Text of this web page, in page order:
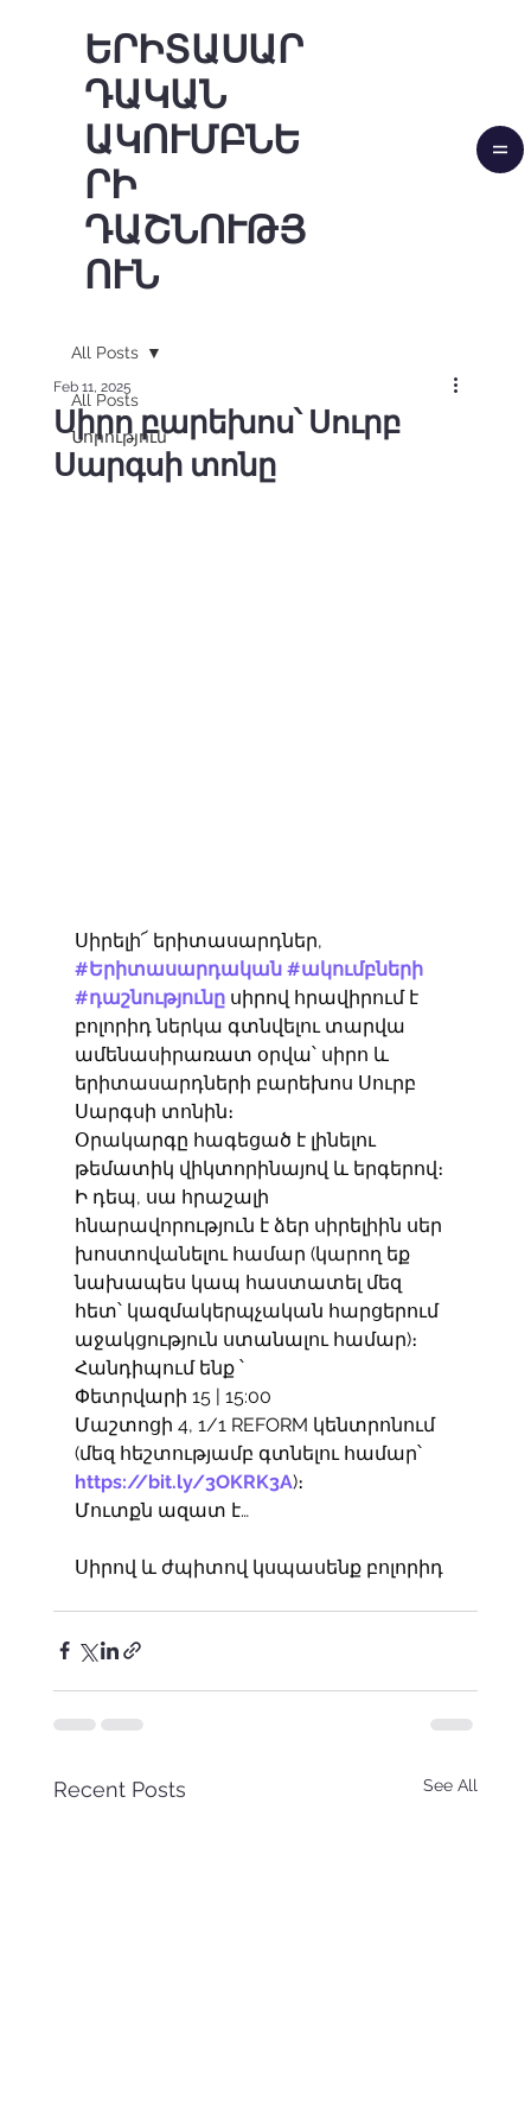
ԵՐԻՏԱՍԱՐ
ԴԱԿԱՆ
ԱԿՈՒՄԲՆԵ
ՐԻ
ԴԱՇՆՈՒԹՅ
ՈՒՆ
All Posts
Նորություն
All Posts
Սիրո բարեխոս՝ Սուրբ
Սարգսի տոնը
Feb 11, 2025
Սիրելի՜ երիտասարդներ,
#Երիտասարդական #ակումբների
#դաշնությունը սիրով հրավիրում է
բոլորիդ ներկա գտնվելու տարվա
ամենասիրառատ օրվա՝ սիրո և
երիտասարդների բարեխոս Սուրբ
Սարգսի տոնին։
Օրակարգը հագեցած է լինելու
թեմատիկ վիկտորինայով և երգերով։
Ի դեպ, սա հրաշալի
հնարավորություն է ձեր սիրելիին սեր
խոստովանելու համար (կարող եք
նախապես կապ հաստատել մեզ
հետ՝ կազմակերպչական հարցերում
աջակցություն ստանալու համար)։
Հանդիպում ենք ՝
Փետրվարի 15 | 15:00
Մաշտոցի 4, 1/1 REFORM կենտրոնում
(մեզ հեշտությամբ գտնելու համար՝
https://bit.ly/3OKRK3A)։
Մուտքն ազատ է…
Սիրով և ժպիտով կսպասենք բոլորիդ
Recent Posts See All